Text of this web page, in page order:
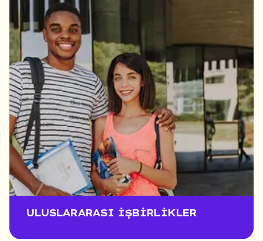
ULUSLARARASI İŞBIRLIKLER